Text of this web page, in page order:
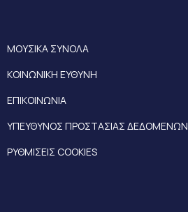
ΜΟΥΣΙΚΑ ΣΥΝΟΛΑ
ΚΟΙΝΩΝΙΚΗ ΕΥΘΥΝΗ
ΕΠΙΚΟΙΝΩΝΙΑ
ΥΠΕΥΘΥΝΟΣ ΠΡΟΣΤΑΣΙΑΣ ΔΕΔΟΜΕΝΩΝ
ΡΥΘΜΙΣΕΙΣ COOKIES